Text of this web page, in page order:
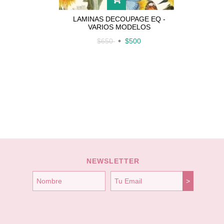
LAMINAS DECOUPAGE EQ -
VARIOS MODELOS
$650
$500
NEWSLETTER